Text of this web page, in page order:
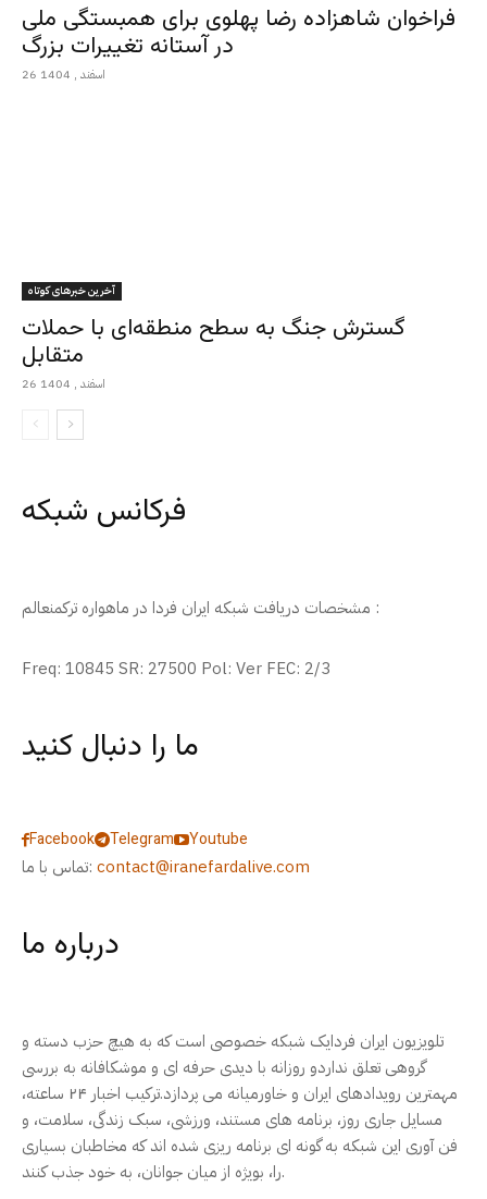
فراخوان شاهزاده رضا پهلوی برای همبستگی ملی
در آستانه تغییرات بزرگ
26 اسفند , 1404
آخرین خبرهای کوتاه
گسترش جنگ به سطح منطقه‌ای با حملات
متقابل
26 اسفند , 1404
فرکانس شبکه
مشخصات دریافت شبکه ایران فردا در ماهواره ترکمنعالم :
Freq: 10845 SR: 27500 Pol: Ver FEC: 2/3
ما را دنبال کنید
Facebook Telegram
Youtube
تماس با ما: contact@iranefardalive.com
درباره ما
تلویزیون ایران فردایک شبکه خصوصی است که به هیچ حزب دسته و
گروهی تعلق نداردو روزانه با دیدی حرفه ای و موشکافانه به بررسی
مهمترین رویدادهای ایران و خاورمیانه می پردازد.ترکیب اخبار ۲۴ ساعته،
مسایل جاری روز، برنامه های مستند، ورزشی، سبک زندگی، سلامت، و
فن آوری این شبکه به گونه ای برنامه ریزی شده اند که مخاطبان بسیاری
را، بویژه از میان جوانان، به خود جذب کنند.